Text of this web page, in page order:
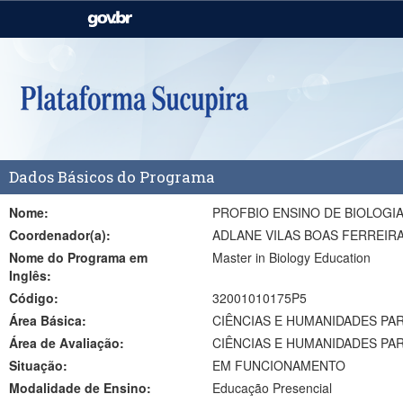
Casa Civil
Pecuária e Abastecimento
Dados Básicos do Programa
Nome:
PROFBIO ENSINO DE
Coordenador(a):
ADLANE VILAS BOAS
Nome do Programa em
Inglês:
Master in Biology Education
Código:
32001010175P5
Área Básica:
CIÊNCIAS E HUMANIDADES
Área de Avaliação:
CIÊNCIAS E HUMANIDADES
Situação:
EM FUNCIONAMENTO
Modalidade de Ensino:
Educação Presencial